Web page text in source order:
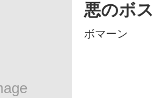
悪のボス
ボマーン